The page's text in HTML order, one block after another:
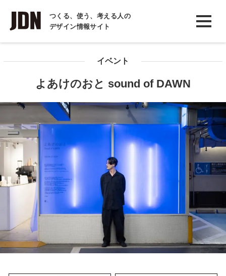
つくる、使う、考える人の
デザイン情報サイト
INTERVIEW
インタビュー
コラム
イベント
よあけのおと sound of DAWN